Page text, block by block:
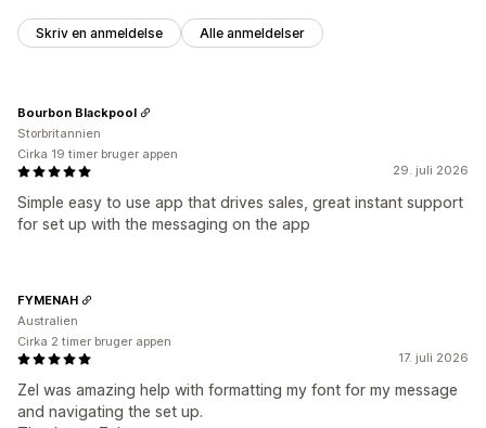
Skriv en anmeldelse Alle anmeldelser
29. juli 2026
Simple easy to use app that drives sales, great instant support
for set up with the messaging on the app
Bourbon Blackpool
Storbritannien
Cirka 19 timer bruger appen
17. juli 2026
Zel was amazing help with formatting my font for my message
and navigating the set up.
FYMENAH
Australien
Cirka 2 timer bruger appen